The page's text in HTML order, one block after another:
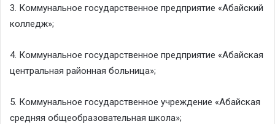
3. Коммунальное государственное предприятие «Абайский
колледж»;
4. Коммунальное государственное предприятие «Абайская
центральная районная больница»;
5. Коммунальное государственное учреждение «Абайская
средняя общеобразовательная школа»;